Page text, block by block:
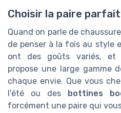
Choisir la paire
Quand on parle de
de penser à la fois au style
ont des goûts variés, et
propose une large gamme
chaque envie. Que vous
l'été ou des bottines
forcément une paire qui